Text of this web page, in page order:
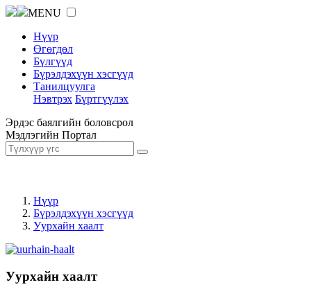
MENU
Нүүр
Өгөгдөл
Бүлгүүд
Бүрэлдэхүүн хэсгүүд
Танилцуулга
Нэвтрэх Бүртгүүлэх
Эрдэс баялгийн боловсрол
Мэдлэгийн Портал
Нүүр
Бүрэлдэхүүн хэсгүүд
Уурхайн хаалт
Уурхайн хаалт